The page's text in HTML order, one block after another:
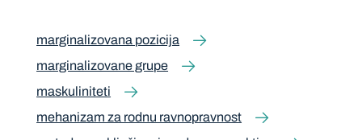
marginalizovana pozicija
marginalizovane grupe
maskuliniteti
mehanizam za rodnu ravnopravnost